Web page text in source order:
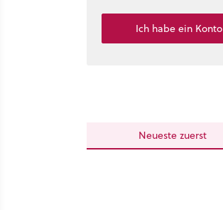
Ich habe ein Konto
Neueste zuerst